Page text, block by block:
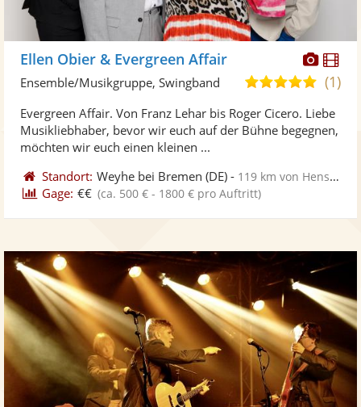
Fotos
Ellen Obier & Evergreen Affair
5,0
5
Sternen
(1)
Ensemble/Musikgruppe, Swingband
Evergreen Affair. Von Franz Lehar bis Roger Cicero. Liebe
Musikliebhaber, bevor wir euch auf der Bühne begegnen,
möchten wir euch einen kleinen ...
Standort: Weyhe bei Bremen (DE) - 119 km von Henstedt-Ulzburg
Gage: €€ (ca. 500 € - 1800 € pro Auftritt)